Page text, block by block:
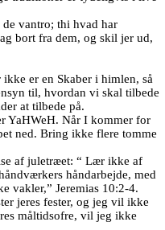
vantro; thi hvad har
bort fra dem, og skil jer ud,
er en Skaber i himlen, så
til, hvordan vi skal tilbede
at tilbede på.
YaHWeH. Når I kommer for
ned. Bring ikke flere tomme
af juletræet: “ Lær ikke af
håndarbejde, med
vakler,” Jeremias 10:2-4.
jeres fester, og jeg vil ikke
måltidsofre, vil jeg ikke